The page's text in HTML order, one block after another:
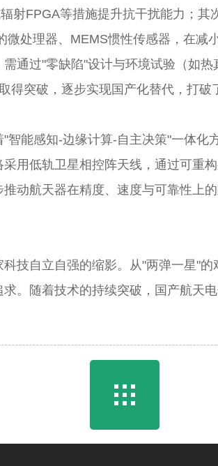
射FPGA等措施提升抗干扰能力；
处理器、MEMS惯性传感器，在
通过"零缺陷"设计与环境试验（如
突破，逐步实现国产化替代，打破
能感知-边缘计算-自主决策"一体
用低轨卫星相控阵天线，通过可重
动航天器在精度、速度与可靠性上
技自立自强的缩影。从"两弹一星"
。随着技术的持续突破，国产航天